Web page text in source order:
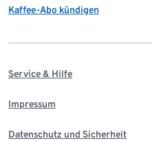
Kaffee-Abo kündigen
Service & Hilfe
Impressum
Datenschutz und Sicherheit